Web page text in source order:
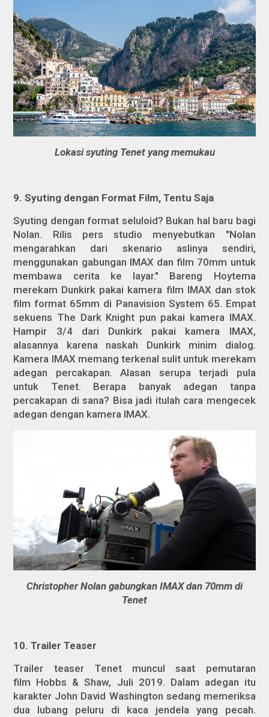
Lokasi syuting Tenet yang memukau
9. Syuting dengan Format Film, Tentu Saja
Syuting dengan format seluloid? Bukan hal baru bagi
Nolan. Rilis pers studio menyebutkan "Nolan
mengarahkan dari skenario aslinya sendiri,
menggunakan gabungan IMAX dan film 70mm untuk
membawa cerita ke layar." Bareng Hoytema
merekam Dunkirk pakai kamera film IMAX dan stok
film format 65mm di Panavision System 65. Empat
sekuens The Dark Knight pun pakai kamera IMAX.
Hampir 3/4 dari Dunkirk pakai kamera IMAX,
alasannya karena naskah Dunkirkminim dialog.
Kamera IMAX memang terkenal sulit untuk merekam
adegan percakapan. Alasan serupa terjadi pula
untuk Tenet. Berapa banyak adegan tanpa
percakapan di sana? Bisa jadi itulah cara mengecek
adegan dengan kamera IMAX.
Christopher Nolan gabungkan IMAX dan 70mm di
Tenet
10. Trailer Teaser
Trailer teaser Tenetmuncul saat pemutaran
film Hobbs & Shaw, Juli 2019. Dalam adegan itu
karakter John David Washington sedang memeriksa
dua lubang peluru di kaca jendela yang pecah.